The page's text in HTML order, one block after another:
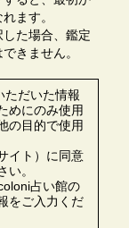
ます。
た場合、鑑定
きません。
ただいた情報
めにのみ使用
の目的で使用
イト）に同意
い。
占い館の
をご入力くだ